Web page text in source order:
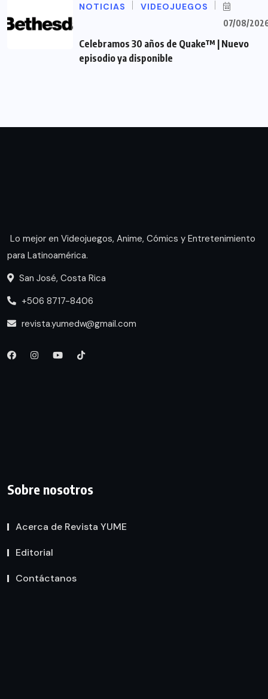
NOTICIAS VIDEOJUEGOS
07/08/
Celebramos 30 años de Quake™ | Nuevo
episodio ya disponible
Lo mejor en Videojuegos, Anime, Cómics y Entretenimiento
para Latinoamérica.
San José, Costa Rica
+506 8717-8406
revista.yumedw@gmail.com
Sobre nosotros
Acerca de Revista YUME
Editorial
Contáctanos